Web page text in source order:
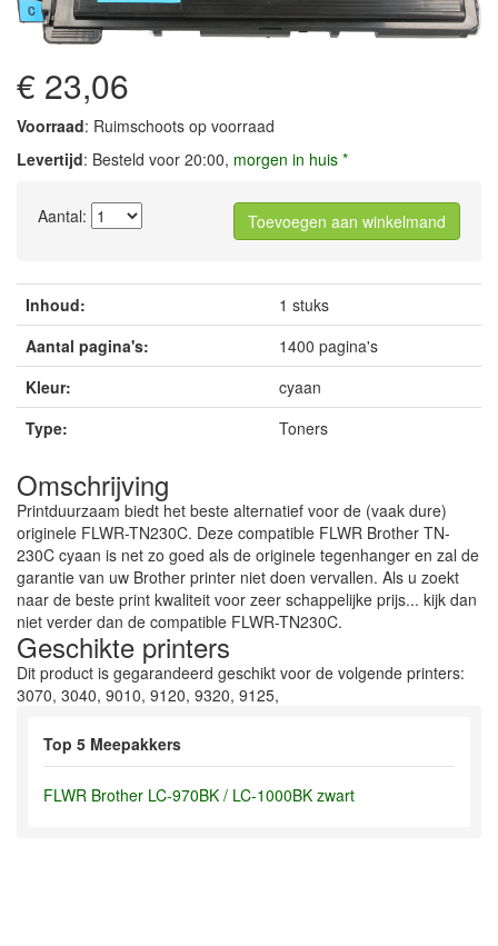
€ 23,06
Voorraad: Ruimschoots op voorraad
Levertijd: Besteld voor 20:00, morgen in huis *
Aantal: Toevoegen aan winkelmand
Inhoud:
1 stuks
Aantal pagina's:
1400 pagina's
Kleur:
cyaan
Type:
Toners
Omschrijving
Printduurzaam biedt het beste alternatief voor de (vaak dure)
originele FLWR-TN230C. Deze compatible FLWR Brother TN-
230C cyaan is net zo goed als de originele tegenhanger en zal de
garantie van uw Brother printer niet doen vervallen. Als u zoekt
naar de beste print kwaliteit voor zeer schappelijke prijs... kijk dan
niet verder dan de compatible FLWR-TN230C.
Geschikte printers
Dit product is gegarandeerd geschikt voor de volgende printers:
3070, 3040, 9010, 9120, 9320, 9125,
Top 5 Meepakkers
FLWR Brother LC-970BK / LC-1000BK zwart